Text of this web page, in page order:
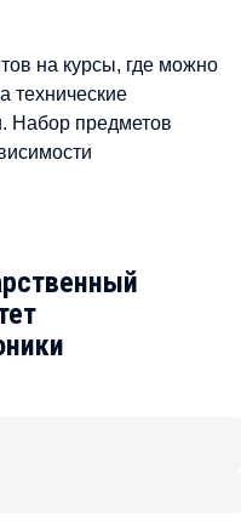
на курсы, где можно
технические
Набор предметов